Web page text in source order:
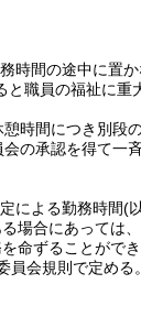
時間の途中に置か
と職員の福祉に重
時間につき別段
の承認を得て一
による勤務時間(
場合にあっては
命ずることができ
会規則で定める。